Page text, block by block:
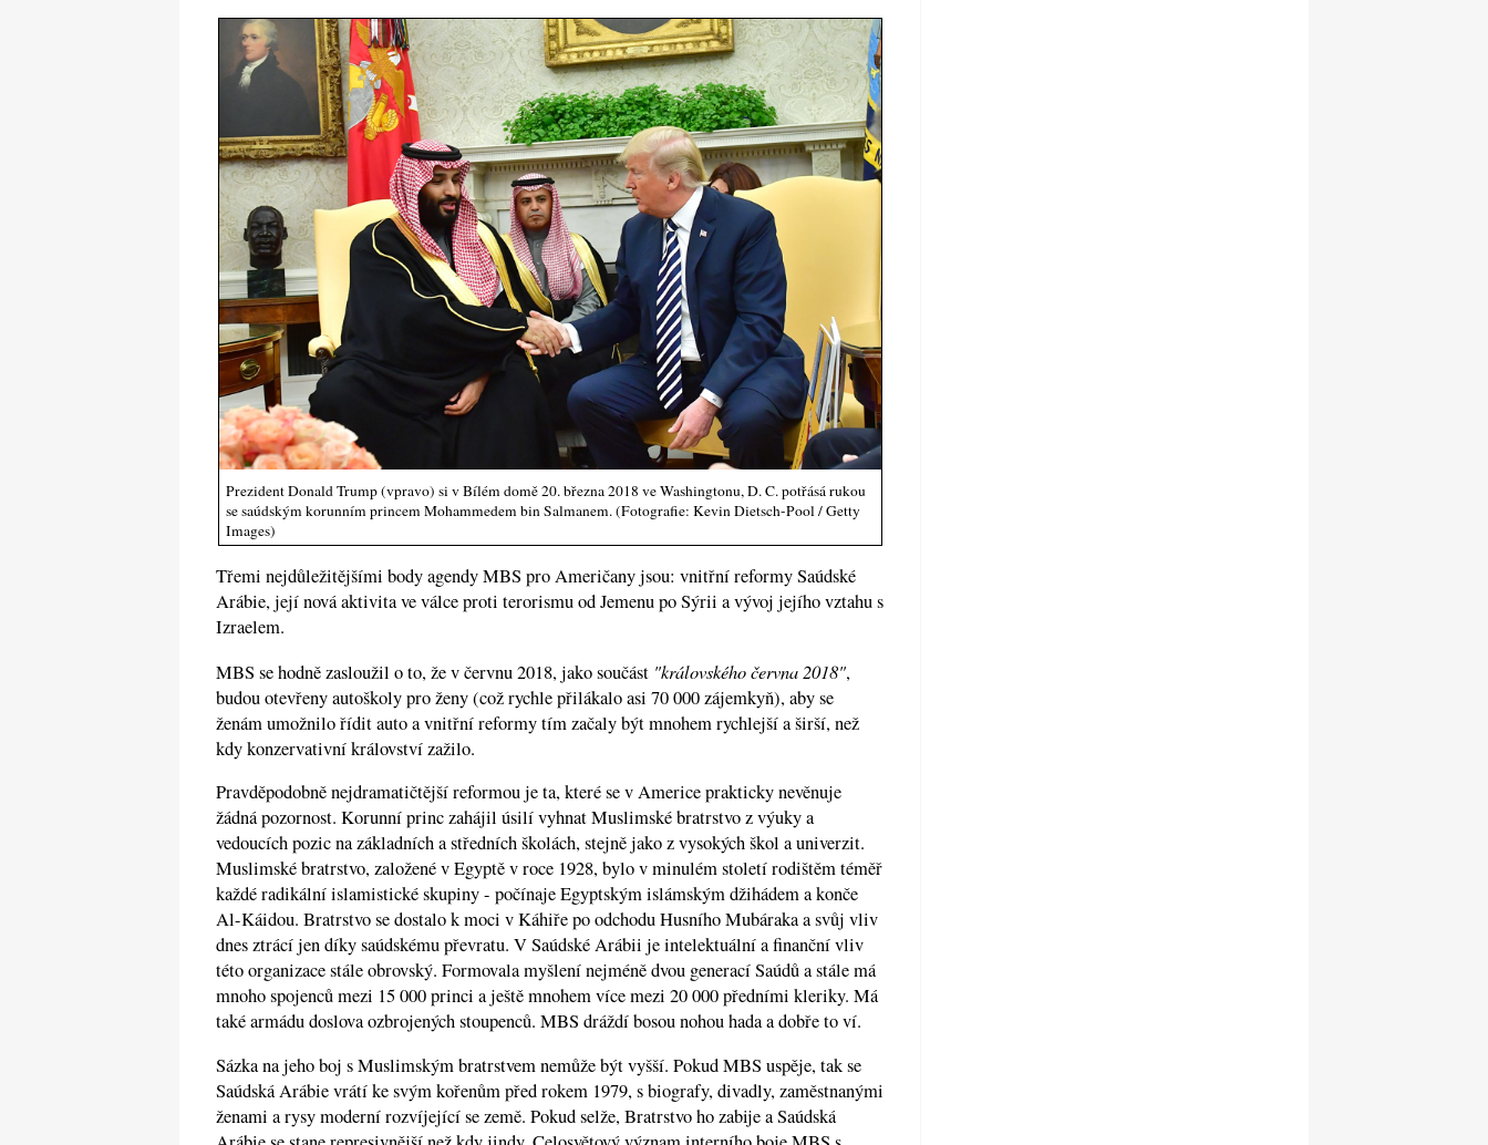
Prezident Donald Trump (vpravo) si v Bílém domě 20. března 2018 ve Washingtonu, D. C. potřásá rukou
se saúdským korunním princem Mohammedem bin Salmanem. (Fotografie: Kevin Dietsch-Pool / Getty
Images)
Třemi nejdůležitějšími body agendy MBS pro Američany jsou: vnitřní reformy Saúdské
Arábie, její nová aktivita ve válce proti terorismu od Jemenu po Sýrii a vývoj jejího vztahu s
Izraelem.
MBS se hodně zasloužil o to, že v červnu 2018, jako součást "královského června 2018",
budou otevřeny autoškoly pro ženy (což rychle přilákalo asi 70 000 zájemkyň), aby se
ženám umožnilo řídit auto a vnitřní reformy tím začaly být mnohem rychlejší a širší, než
kdy konzervativní království zažilo.
Pravděpodobně nejdramatičtější reformou je ta, které se v Americe prakticky nevěnuje
žádná pozornost. Korunní princ zahájil úsilí vyhnat Muslimské bratrstvo z výuky a
vedoucích pozic na základních a středních školách, stejně jako z vysokých škol a univerzit.
Muslimské bratrstvo, založené v Egyptě v roce 1928, bylo v minulém století rodištěm téměř
každé radikální islamistické skupiny - počínaje Egyptským islámským džihádem a konče
Al-Káidou. Bratrstvo se dostalo k moci v Káhiře po odchodu Husního Mubáraka a svůj vliv
dnes ztrácí jen díky saúdskému převratu. V Saúdské Arábii je intelektuální a finanční vliv
této organizace stále obrovský. Formovala myšlení nejméně dvou generací Saúdů a stále má
mnoho spojenců mezi 15 000 princi a ještě mnohem více mezi 20 000 předními kleriky. Má
také armádu doslova ozbrojených stoupenců. MBS dráždí bosou nohou hada a dobře to ví.
Sázka na jeho boj s Muslimským bratrstvem nemůže být vyšší. Pokud MBS uspěje, tak se
Saúdská Arábie vrátí ke svým kořenům před rokem 1979, s biografy, divadly, zaměstnanými
ženami a rysy moderní rozvíjející se země. Pokud selže, Bratrstvo ho zabije a Saúdská